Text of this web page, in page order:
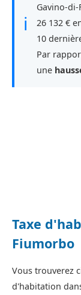
ℹ
Gavino-
26 132 €
10
Par
une
Taxe
Fiumorbo
Vous trouverez
d'habitation